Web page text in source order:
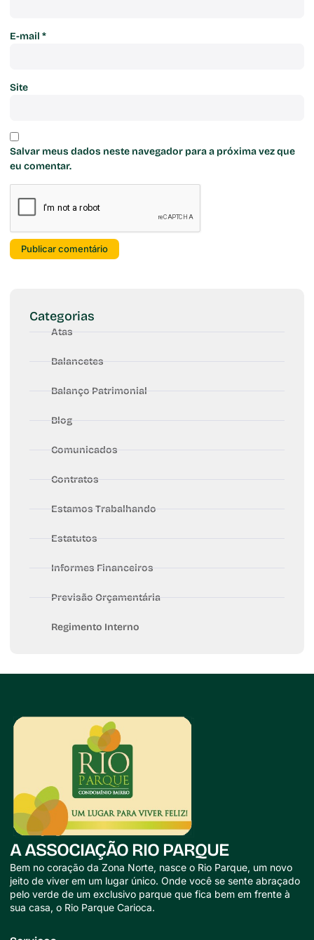
E-mail *
Site
Salvar meus dados neste navegador para a próxima vez que
eu comentar.
Categorias
Atas
Balancetes
Balanço Patrimonial
Blog
Comunicados
Contratos
Estamos Trabalhando
Estatutos
Informes Financeiros
Previsão Orçamentária
Regimento Interno
A ASSOCIAÇÃO RIO PARQUE
Bem no coração da Zona Norte, nasce o Rio Parque, um novo
jeito de viver em um lugar único. Onde você se sente abraçado
pelo verde de um exclusivo parque que fica bem em frente à
sua casa, o Rio Parque Carioca.